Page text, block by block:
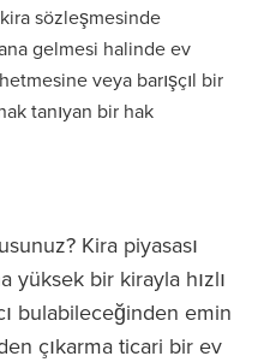
sözleşmesinde
gelmesi halinde ev
veya barışçıl bir
tanıyan bir hak
Kira piyasası
yüksek bir kirayla hızlı
bulabileceğinden emin
çıkarma ticari bir ev